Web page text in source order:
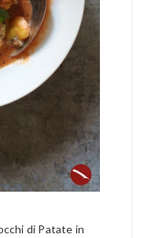
di Patate in